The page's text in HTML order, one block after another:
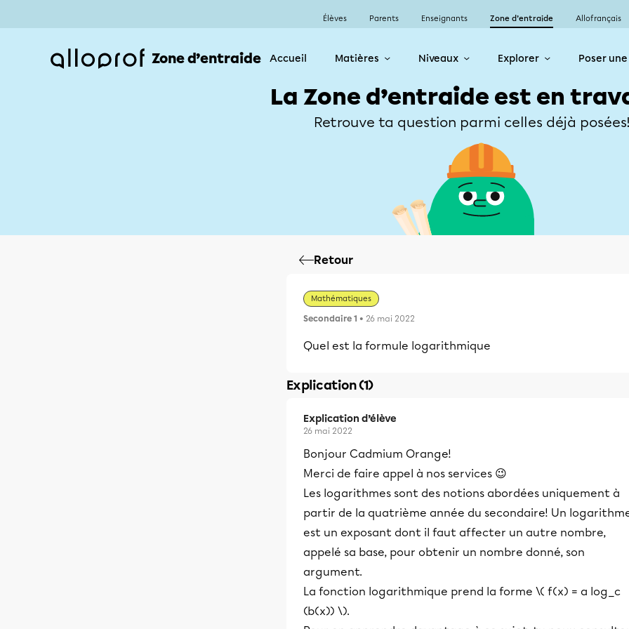
Élèves Parents Enseignants Zone d’entraide Allofrançais
Zone d’entraide Accueil Matières Niveaux Explorer Poser
La Zone d’entraide est en
Retrouve ta question parmi celles déjà
Retour
Mathématiques
Secondaire 1 • 26 mai 2022
Quel est la formule logarithmique
Explication (1)
Explication d’élève
26 mai 2022
Bonjour Cadmium Orange!
Merci de faire appel à nos services 😉
Les logarithmes sont des notions abordées uniquement à
partir de la quatrième année du secondaire! Un
est un exposant dont il faut affecter un autre nombre,
appelé sa base, pour obtenir un nombre donné, son
argument.
La fonction logarithmique prend la forme \( f(x) = a log_c
(b(x)) \).